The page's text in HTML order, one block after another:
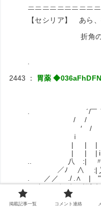
￣￣￣￣￣￣￣￣￣
【セシリア】 あら
折角の美人さん
2443 ： 胃薬
-‐…・
. ´/￣
/
′ /
ｉ i /
| | | -‐ /|
| | | i 斗
.. 八 :| 〃7 J
／ﾉ ∧ :|
. ／／ ./ .∧ | ""
. ′ ／ / ,∧:|¨¨{｛.
. / __ ‐= ∧ ｛
/ -=ﾆ7´ ≪､
掲載記事一覧 コメント連絡